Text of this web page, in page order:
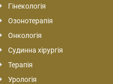
Гінекологія
Озонотерапія
Онкологія
Судинна хірургія
Терапія
Урологія